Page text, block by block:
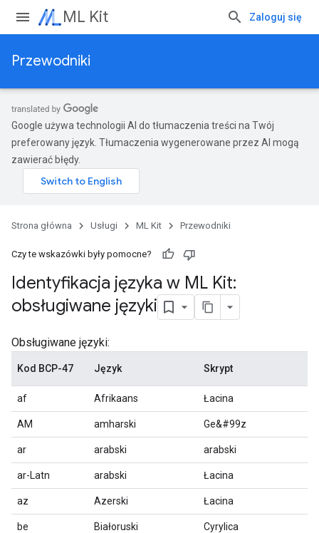
ML Kit Zaloguj się
Przewodniki
Google używa technologii AI do tłumaczenia treści na Twój
preferowany język. Tłumaczenia wygenerowane przez AI mogą
zawierać błędy.
Strona główna Usługi ML Kit Przewodniki
Czy te wskazówki były pomocne?
Identyfikacja języka w ML Kit:
obsługiwane języki
Obsługiwane języki:
Kod BCP-47 Język Skrypt
af Afrikaans Łacina
AM amharski Ge&#99z
ar arabski arabski
ar-Latn arabski Łacina
az Azerski Łacina
be Białoruski Cyrylica